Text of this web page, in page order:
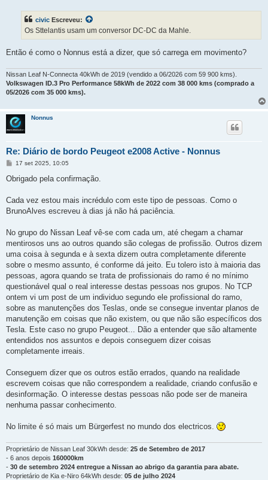
civic Escreveu:
Os Sttelantis usam um conversor DC-DC da Mahle.
Então é como o Nonnus está a dizer, que só carrega em movimento?
Nissan Leaf N-Connecta 40kWh de 2019 (vendido a 06/2026 com 59 900 kms).
Volkswagen ID.3 Pro Performance 58kWh de 2022 com 38 000 kms (comprado a
05/2026 com 35 000 kms).
Nonnus
Re: Diário de bordo Peugeot e2008 Active - Nonnus
M
n
g
m
17 set 2025, 10:05
Obrigado pela confirmação.
Cada vez estou mais incrédulo com este tipo de pessoas. Como o
BrunoAlves escreveu à dias já não há paciência.
No grupo do Nissan Leaf vê-se com cada um, até chegam a chamar
mentirosos uns ao outros quando são colegas de profissão. Outros dizem
uma coisa à segunda e à sexta dizem outra completamente diferente
sobre o mesmo assunto, é conforme dá jeito. Eu tolero isto à maioria das
pessoas, agora quando se trata de profissionais do ramo é no mínimo
questionável qual o real interesse destas pessoas nos grupos. No TCP
ontem vi um post de um individuo segundo ele profissional do ramo,
sobre as manutenções dos Teslas, onde se consegue inventar planos de
manutenção em coisas que não existem, ou que não são específicos dos
Tesla. Este caso no grupo Peugeot... Dão a entender que são altamente
entendidos nos assuntos e depois conseguem dizer coisas
completamente irreais.
Conseguem dizer que os outros estão errados, quando na realidade
escrevem coisas que não correspondem a realidade, criando confusão e
desinformação. O interesse destas pessoas não pode ser de maneira
nenhuma passar conhecimento.
No limite é só mais um Bürgerfest no mundo dos electricos.
Proprietário de Nissan Leaf 30kWh desde: 25 de Setembro de 2017
- 6 anos depois 160000km
- 30 de setembro 2024 entregue a Nissan ao abrigo da garantia para abate.
Proprietário de Kia e-Niro 64kWh desde: 05 de julho 2024